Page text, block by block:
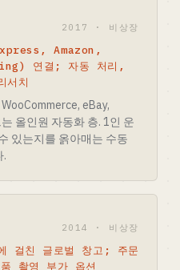
2017 · 비상장
Amazon,
연결; 자동 처리,
서치
eBay,
올인원 자동화 층. 1인 운
있는지를 옭아매는 수동
.
2014 · 비상장
걸친 글로벌 창고; 주문
촬영 부가 옵션